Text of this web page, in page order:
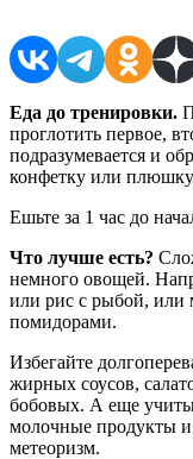
Еда до тренировки.
проглотить первое,
подразумевается и
конфетку или
Ешьте за 1 час до
Что лучше есть?
немного овощей.
или рис с рыбой, или
помидорами.
Избегайте
жирных соусов,
бобовых. А еще
молочные продукты
метеоризм.